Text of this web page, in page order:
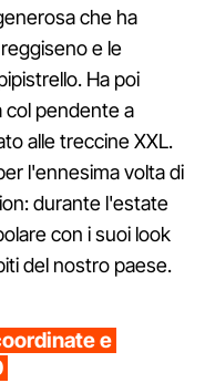
che ha
e le
Ha poi
col pendente a
alle treccine XXL.
l'ennesima volta di
durante l'estate
con i suoi look
del nostro paese.
e